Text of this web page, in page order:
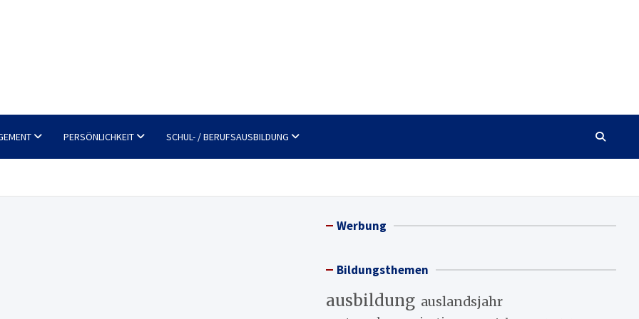
PERSÖNLICHKEIT SCHUL- / BERUFSAUSBILDUNG
Werbung
Bildungsthemen
ausbildung auslandsjahr